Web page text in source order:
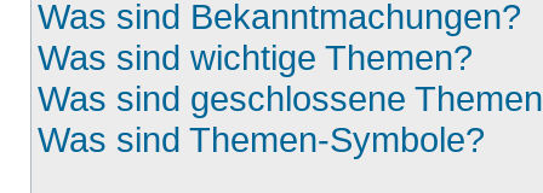
Was sind Bekanntmachungen?
Was sind wichtige Themen?
Was sind geschlossene
Was sind Themen-Symbole?